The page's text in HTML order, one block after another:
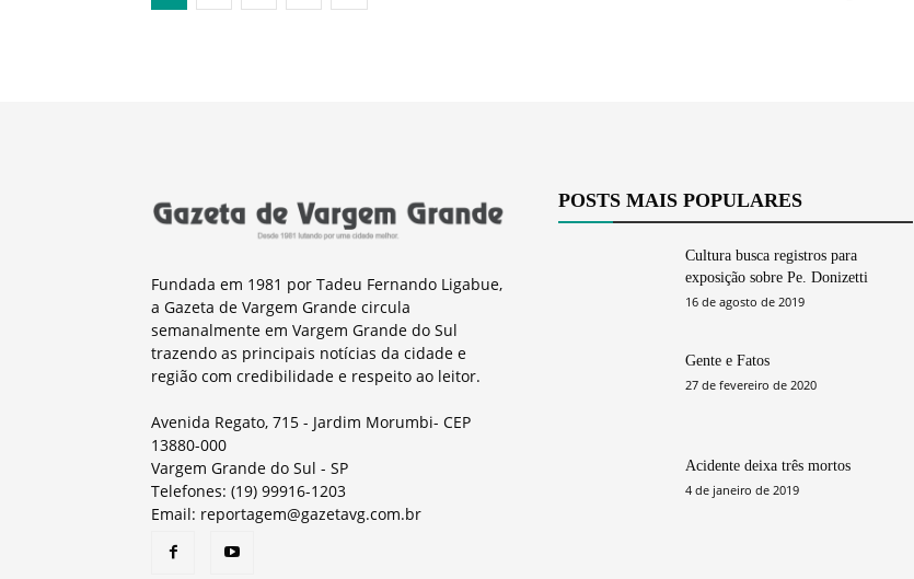
Fundada em 1981 por Tadeu Fernando Ligabue,
a Gazeta de Vargem Grande circula
semanalmente em Vargem Grande do Sul
trazendo as principais notícias da cidade e
região com credibilidade e respeito ao leitor.
Avenida Regato, 715 - Jardim Morumbi- CEP
13880-000
Vargem Grande do Sul - SP
Telefones: (19) 99916-1203
Email: reportagem@gazetavg.com.br
POSTS MAIS POPULARES
Cultura busca registros para
exposição sobre Pe. Donizetti
16 de agosto de 2019
Gente e Fatos
27 de fevereiro de 2020
Acidente deixa três mortos
4 de janeiro de 2019